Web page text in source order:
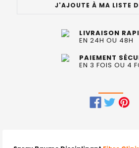
J'AJOUTE À MA LISTE
LIVRAISON
EN 24H OU 48H
PAIEMENT
EN 3 FOIS OU 4